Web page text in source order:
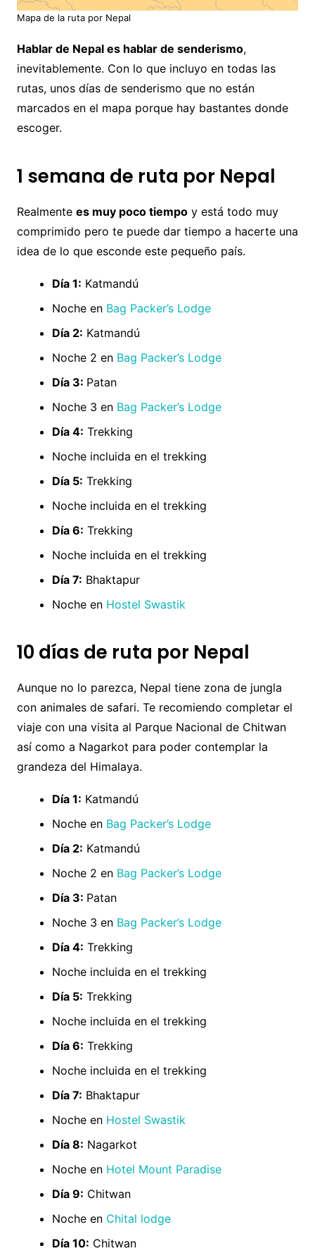
Mapa de la ruta por Nepal
Hablar de Nepal es hablar de senderismo,
inevitablemente. Con lo que incluyo en todas las
rutas, unos días de senderismo que no están
marcados en el mapa porque hay bastantes donde
escoger.
1 semana de ruta por Nepal
Realmente es muy poco tiempoy está todo muy
comprimido pero te puede dar tiempo a hacerte una
idea de lo que esconde este pequeño país.
Día 1: Katmandú
Noche en Bag Packer’s Lodge
Día 2: Katmandú
Noche 2 en Bag Packer’s Lodge
Día 3: Patan
Noche 3 en Bag Packer’s Lodge
Día 4: Trekking
Noche incluida en el trekking
Día 5: Trekking
Noche incluida en el trekking
Día 6: Trekking
Noche incluida en el trekking
Día 7: Bhaktapur
Noche en Hostel Swastik
10 días de ruta por Nepal
Aunque no lo parezca, Nepal tiene zona de jungla
con animales de safari. Te recomiendo completar el
viaje con una visita al Parque Nacional de Chitwan
así como a Nagarkot para poder contemplar la
grandeza del Himalaya.
Día 1: Katmandú
Noche en Bag Packer’s Lodge
Día 2: Katmandú
Noche 2 en Bag Packer’s Lodge
Día 3: Patan
Noche 3 en Bag Packer’s Lodge
Día 4: Trekking
Noche incluida en el trekking
Día 5: Trekking
Noche incluida en el trekking
Día 6: Trekking
Noche incluida en el trekking
Día 7: Bhaktapur
Noche en Hostel Swastik
Día 8: Nagarkot
Noche en Hotel Mount Paradise
Día 9: Chitwan
Noche en Chital lodge
Día 10: Chitwan